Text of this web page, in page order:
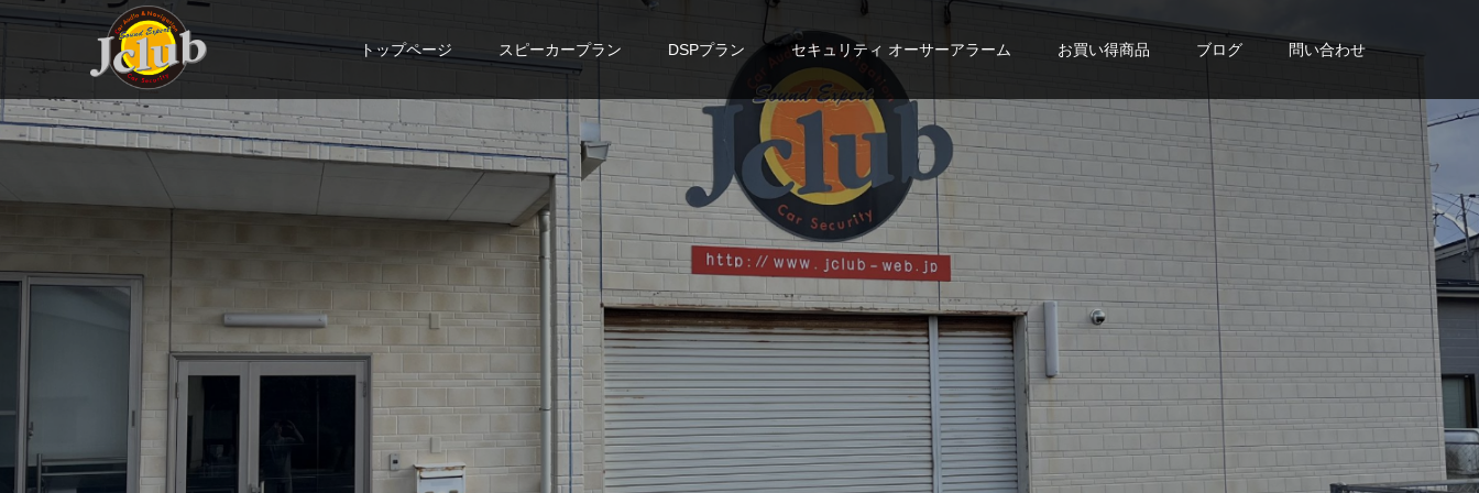
トップページ スピーカープラン DSPプラン セキュリティ オーサーアラーム お買い得商品 ブログ 問い合わせ